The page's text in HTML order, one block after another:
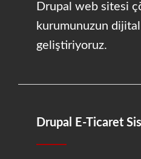
Drupal web sitesi
kurumunuzun
geliştiriyoruz.
Drupal E-Ticaret